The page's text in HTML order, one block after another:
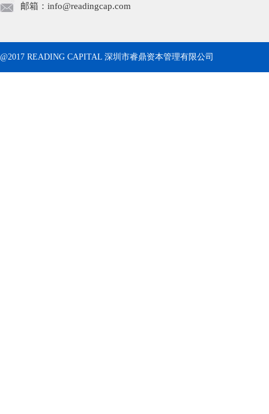
邮箱：info@readingcap.com
@2017 READING CAPITAL 深圳市睿鼎资本管理有限公司